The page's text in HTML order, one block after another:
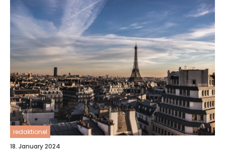
redaktionel
18. January 2024